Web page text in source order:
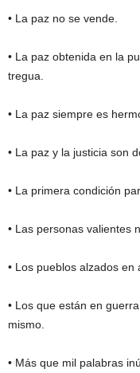
• La paz no se vende.
• La paz obtenida en la
tregua.
• La paz siempre es
• La paz y la justicia son
• La primera condición
• Las personas valientes
• Los pueblos alzados
• Los que están en
mismo.
• Más que mil palabras